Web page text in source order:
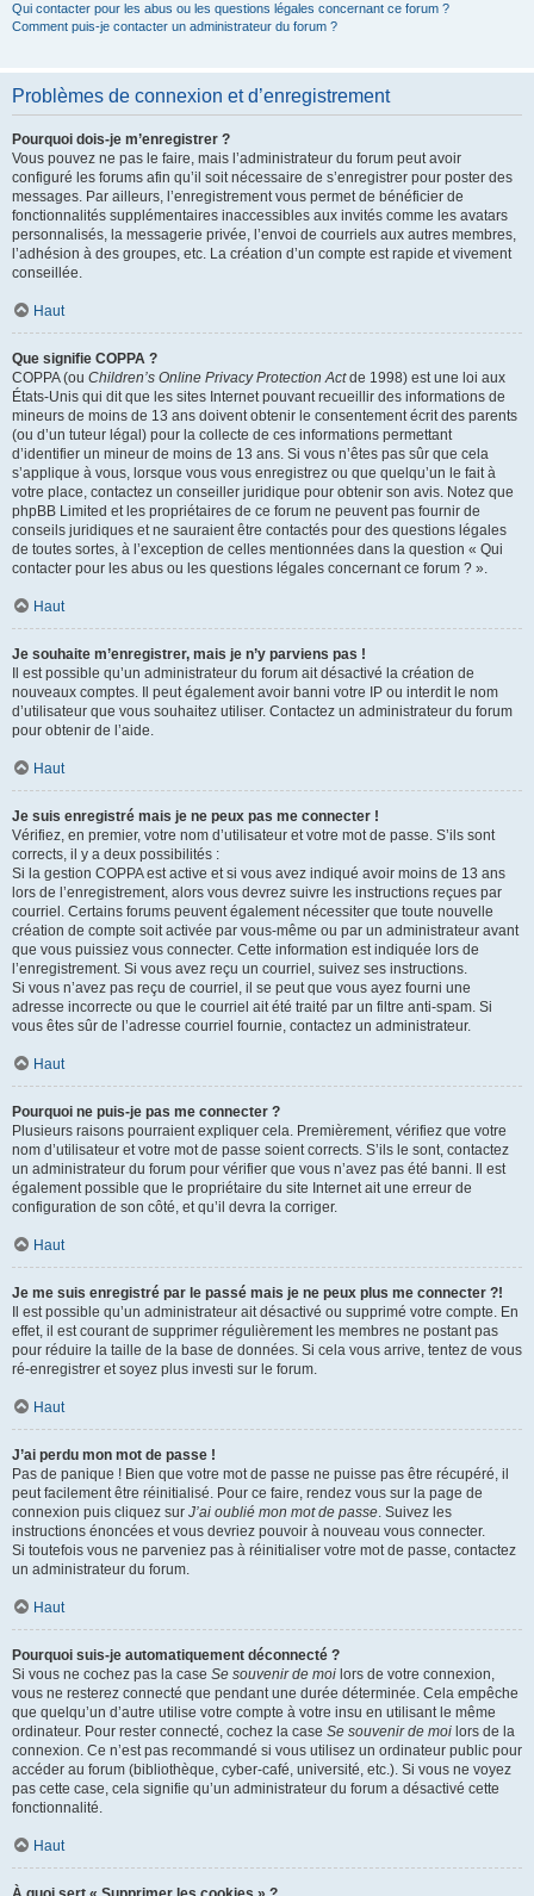
Qui contacter pour les abus ou les questions légales concernant ce forum ?
Comment puis-je contacter un administrateur du forum ?
Problèmes de connexion et d’enregistrement
Pourquoi dois-je m’enregistrer ?
Vous pouvez ne pas le faire, mais l’administrateur du forum peut avoir
configuré les forums afin qu’il soit nécessaire de s’enregistrer pour poster des
messages. Par ailleurs, l’enregistrement vous permet de bénéficier de
fonctionnalités supplémentaires inaccessibles aux invités comme les avatars
personnalisés, la messagerie privée, l’envoi de courriels aux autres membres,
l’adhésion à des groupes, etc. La création d’un compte est rapide et vivement
conseillée.
Haut
Que signifie COPPA ?
COPPA (ou Children’s Online Privacy Protection Actde 1998) est une loi aux
États-Unis qui dit que les sites Internet pouvant recueillir des informations de
mineurs de moins de 13 ans doivent obtenir le consentement écrit des parents
(ou d’un tuteur légal) pour la collecte de ces informations permettant
d’identifier un mineur de moins de 13 ans. Si vous n’êtes pas sûr que cela
s’applique à vous, lorsque vous vous enregistrez ou que quelqu’un le fait à
votre place, contactez un conseiller juridique pour obtenir son avis. Notez que
phpBB Limited et les propriétaires de ce forum ne peuvent pas fournir de
conseils juridiques et ne sauraient être contactés pour des questions légales
de toutes sortes, à l’exception de celles mentionnées dans la question « Qui
contacter pour les abus ou les questions légales concernant ce forum ? ».
Haut
Je souhaite m’enregistrer, mais je n’y parviens pas !
Il est possible qu’un administrateur du forum ait désactivé la création de
nouveaux comptes. Il peut également avoir banni votre IP ou interdit le nom
d’utilisateur que vous souhaitez utiliser. Contactez un administrateur du forum
pour obtenir de l’aide.
Haut
Je suis enregistré mais je ne peux pas me connecter !
Vérifiez, en premier, votre nom d’utilisateur et votre mot de passe. S’ils sont
corrects, il y a deux possibilités :
Si la gestion COPPA est active et si vous avez indiqué avoir moins de 13 ans
lors de l’enregistrement, alors vous devrez suivre les instructions reçues par
courriel. Certains forums peuvent également nécessiter que toute nouvelle
création de compte soit activée par vous-même ou par un administrateur avant
que vous puissiez vous connecter. Cette information est indiquée lors de
l’enregistrement. Si vous avez reçu un courriel, suivez ses instructions.
Si vous n’avez pas reçu de courriel, il se peut que vous ayez fourni une
adresse incorrecte ou que le courriel ait été traité par un filtre anti-spam. Si
vous êtes sûr de l’adresse courriel fournie, contactez un administrateur.
Haut
Pourquoi ne puis-je pas me connecter ?
Plusieurs raisons pourraient expliquer cela. Premièrement, vérifiez que votre
nom d’utilisateur et votre mot de passe soient corrects. S’ils le sont, contactez
un administrateur du forum pour vérifier que vous n’avez pas été banni. Il est
également possible que le propriétaire du site Internet ait une erreur de
configuration de son côté, et qu’il devra la corriger.
Haut
Je me suis enregistré par le passé mais je ne peux plus me connecter ?!
Il est possible qu’un administrateur ait désactivé ou supprimé votre compte. En
effet, il est courant de supprimer régulièrement les membres ne postant pas
pour réduire la taille de la base de données. Si cela vous arrive, tentez de vous
ré-enregistrer et soyez plus investi sur le forum.
Haut
J’ai perdu mon mot de passe !
Pas de panique ! Bien que votre mot de passe ne puisse pas être récupéré, il
peut facilement être réinitialisé. Pour ce faire, rendez vous sur la page de
connexion puis cliquez sur J’ai oublié mon mot de passe. Suivez les
instructions énoncées et vous devriez pouvoir à nouveau vous connecter.
Si toutefois vous ne parveniez pas à réinitialiser votre mot de passe, contactez
un administrateur du forum.
Haut
Pourquoi suis-je automatiquement déconnecté ?
Si vous ne cochez pas la case Se souvenir de moi lors de votre connexion,
vous ne resterez connecté que pendant une durée déterminée. Cela empêche
que quelqu’un d’autre utilise votre compte à votre insu en utilisant le même
ordinateur. Pour rester connecté, cochez la case Se souvenir de moi lors de la
connexion. Ce n’est pas recommandé si vous utilisez un ordinateur public pour
accéder au forum (bibliothèque, cyber-café, université, etc.). Si vous ne voyez
pas cette case, cela signifie qu’un administrateur du forum a désactivé cette
fonctionnalité.
Haut